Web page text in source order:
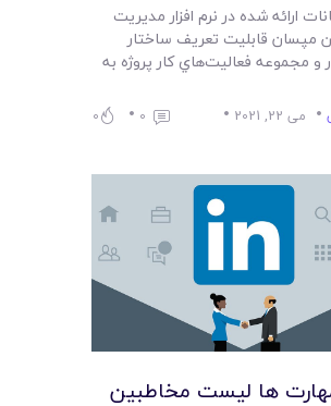
ارائه شده در نرم افزار مديريت
مپسان قابليت تعريف ساختار
مجموعه فعاليت‌هاي کار پروژه به
می 22, 2021 0
0
ها ليست مخاطبين